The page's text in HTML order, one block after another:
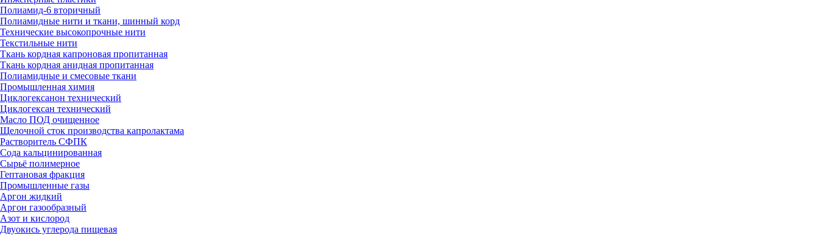
Полиамид-6 вторичный
Полиамидные нити и ткани, шинный корд
Технические высокопрочные нити
Текстильные нити
Ткань кордная капроновая пропитанная
Ткань кордная анидная пропитанная
Полиамидные и смесовые ткани
Промышленная химия
Циклогексанон технический
Циклогексан технический
Масло ПОД очищенное
Щелочной сток производства капролактама
Растворитель СФПК
Сода кальцинированная
Сырьё полимерное
Гептановая фракция
Промышленные газы
Аргон жидкий
Аргон газообразный
Азот и кислород
Двуокись углерода пищевая